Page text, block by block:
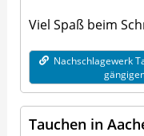
Viel Spaß beim
Nachschlagewerk
Tauchen in